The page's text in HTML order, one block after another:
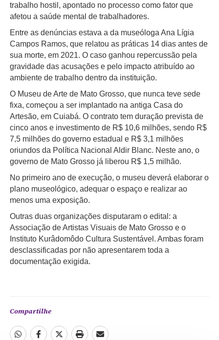
trabalho hostil, apontado no processo como fator que
afetou a saúde mental de trabalhadores.
Entre as denúncias estava a da museóloga Ana Lígia
Campos Ramos, que relatou as práticas 14 dias antes de
sua morte, em 2021. O caso ganhou repercussão pela
gravidade das acusações e pelo impacto atribuído ao
ambiente de trabalho dentro da instituição.
O Museu de Arte de Mato Grosso, que nunca teve sede
fixa, começou a ser implantado na antiga Casa do
Artesão, em Cuiabá. O contrato tem duração prevista de
cinco anos e investimento de R$ 10,6 milhões, sendo R$
7,5 milhões do governo estadual e R$ 3,1 milhões
oriundos da Política Nacional Aldir Blanc. Neste ano, o
governo de Mato Grosso já liberou R$ 1,5 milhão.
No primeiro ano de execução, o museu deverá elaborar o
plano museológico, adequar o espaço e realizar ao
menos uma exposição.
Outras duas organizações disputaram o edital: a
Associação de Artistas Visuais de Mato Grosso e o
Instituto Kurâdomôdo Cultura Sustentável. Ambas foram
desclassificadas por não apresentarem toda a
documentação exigida.
Compartilhe